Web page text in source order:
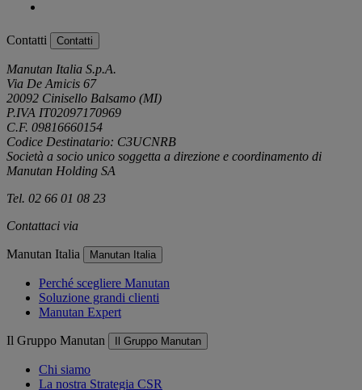
Contatti Contatti
Manutan Italia S.p.A.
Via De Amicis 67
20092 Cinisello Balsamo (MI)
P.IVA IT02097170969
C.F. 09816660154
Codice Destinatario: C3UCNRB
Società a socio unico soggetta a direzione e coordinamento di
Manutan Holding SA
Tel. 02 66 01 08 23
Contattaci via
Manutan Italia Manutan Italia
Perché scegliere Manutan
Soluzione grandi clienti
Manutan Expert
Il Gruppo Manutan Il Gruppo Manutan
Chi siamo
La nostra Strategia CSR